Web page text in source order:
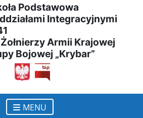
Podstawowa
Integracyjnymi
Armii Krajowej
Bojowej „Krybar”
otwiera się w nowym
MENU